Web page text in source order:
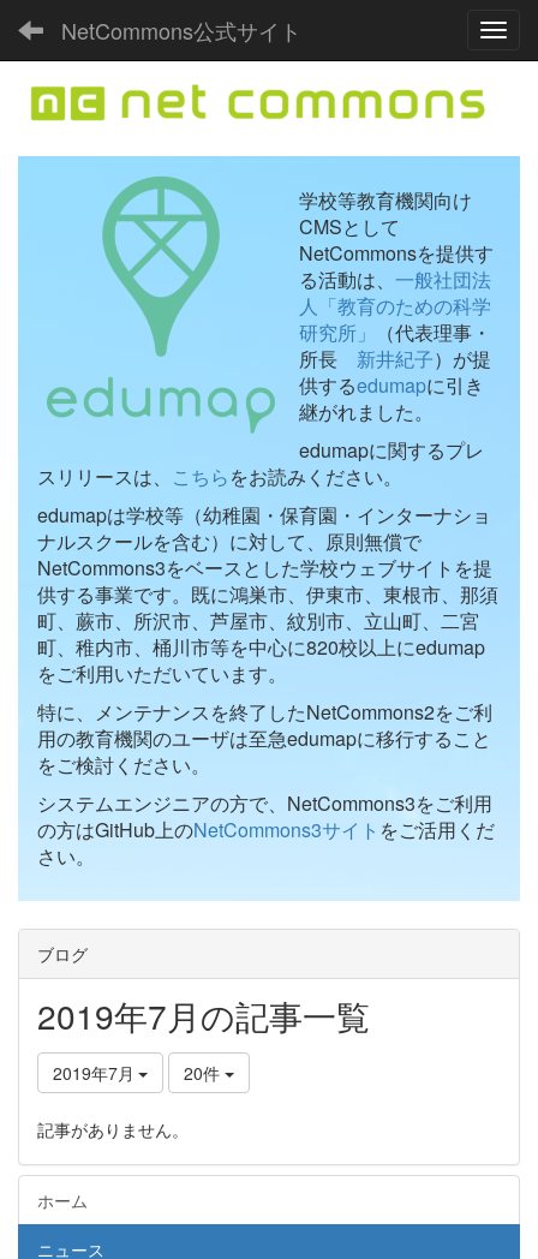
NetCommons公式サイト
学校等教育機関向け
CMSとして
NetCommonsを提供す
る活動は、 一般社団法
人「教育のための科学
研究所」
（代表理事・
所長 新井紀子）が提
供するedumapに引き
継がれました。
edumapに関するプレ
スリリースは、 こちらをお読みください。
edumapは学校等（幼稚園・保育園・インターナショ
ナルスクールを含む）に対して、原則無償で
NetCommons3をベースとした学校ウェブサイトを提
供する事業です。既に鴻巣市、伊東市、東根市、那須
町、蕨市、所沢市、芦屋市、紋別市、立山町、二宮
町、稚内市、桶川市等を中心に820校以上にedumap
をご利用いただいています。
特に、メンテナンスを終了したNetCommons2をご利
用の教育機関のユーザは至急edumapに移行すること
をご検討ください。
システムエンジニアの方で、NetCommons3をご利用
の方はGitHub上のNetCommons3サイト をご活用くだ
さい。
ブログ
2019年7月の記事一覧
2019年7月 20件
記事がありません。
ホーム
ニュース